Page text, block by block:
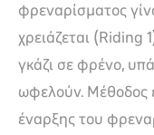
φρεναρίσματος
χρειάζεται (Riding
γκάζι σε φρένο,
ωφελούν. Μέθοδος
έναρξης του